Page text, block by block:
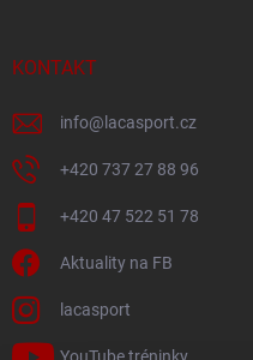
KONTAKT
info@ lacasport.cz
+420 737 27 88 96
+420 47 522 51 78
Aktuality na FB
lacasport